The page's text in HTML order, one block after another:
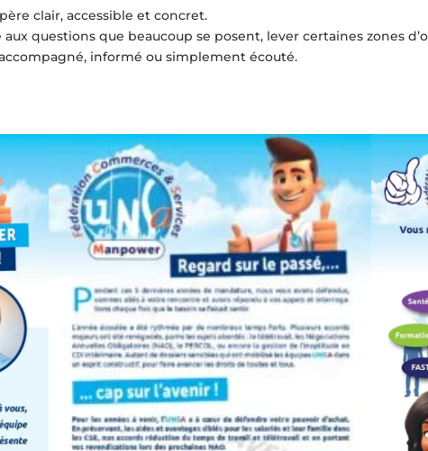
clair, accessible et concret.
questions que beaucoup se posent, lever certaines zones
informé ou simplement écouté.